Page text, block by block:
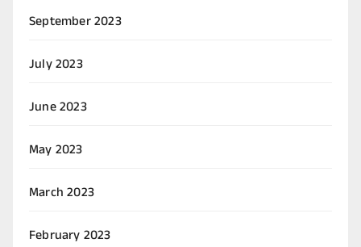
September 2023
July 2023
June 2023
May 2023
March 2023
February 2023